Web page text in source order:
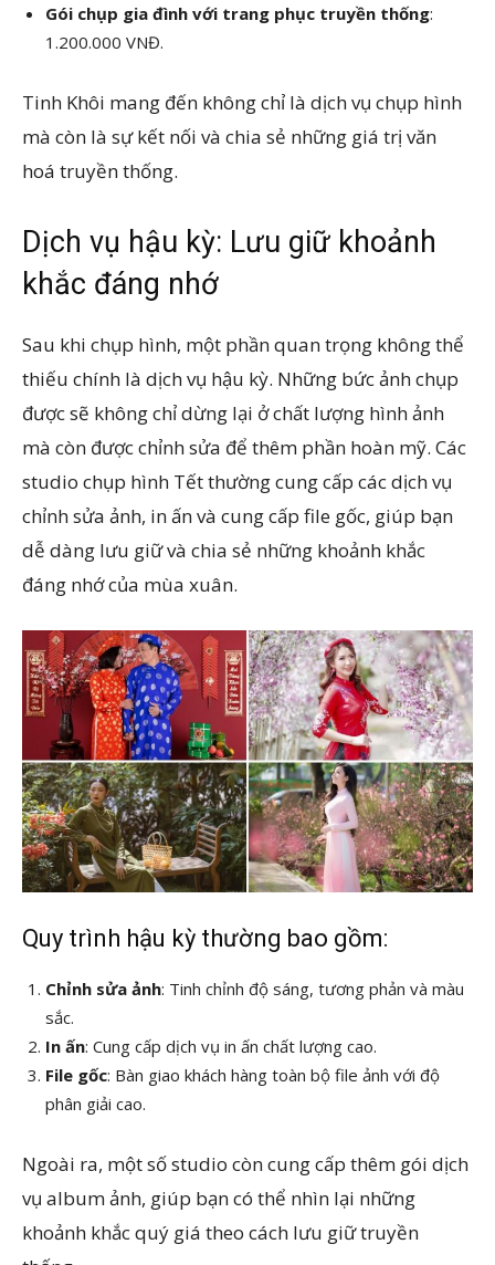
Gói chụp gia đình với trang phục truyền thống:
1.200.000 VNĐ.
Tinh Khôi mang đến không chỉ là dịch vụ chụp hình
mà còn là sự kết nối và chia sẻ những giá trị văn
hoá truyền thống.
Dịch vụ hậu kỳ: Lưu giữ khoảnh
khắc đáng nhớ
Sau khi chụp hình, một phần quan trọng không thể
thiếu chính là dịch vụ hậu kỳ. Những bức ảnh chụp
được sẽ không chỉ dừng lại ở chất lượng hình ảnh
mà còn được chỉnh sửa để thêm phần hoàn mỹ. Các
studio chụp hình Tết thường cung cấp các dịch vụ
chỉnh sửa ảnh, in ấn và cung cấp file gốc, giúp bạn
dễ dàng lưu giữ và chia sẻ những khoảnh khắc
đáng nhớ của mùa xuân.
Quy trình hậu kỳ thường bao gồm:
Chỉnh sửa ảnh: Tinh chỉnh độ sáng, tương phản và màu
sắc.
In ấn: Cung cấp dịch vụ in ấn chất lượng cao.
File gốc: Bàn giao khách hàng toàn bộ file ảnh với độ
phân giải cao.
Ngoài ra, một số studio còn cung cấp thêm gói dịch
vụ album ảnh, giúp bạn có thể nhìn lại những
khoảnh khắc quý giá theo cách lưu giữ truyền